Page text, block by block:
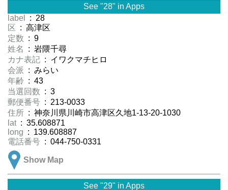
See "28" in Apps
label
: 28
区 : 高津区
定数 : 9
姓名
: 岩隈千尋
カナ表記 : イワクマチヒロ
会派 : みらい
年齢 : 43
当選回数 : 3
郵便番号 : 213-0033
住所 : 神奈川県川崎市高津区久地1-13-20-1030
lat : 35.608871
long : 139.608887
電話番号 : 044-750-0331
Show Map
See "29" in Apps